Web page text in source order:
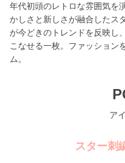
年代初頭のレトロな雰囲気を
かしさと新しさが融合したス
が今どきのトレンドを反映し
こなせる一枚。ファッション
ム。
ア
スター刺